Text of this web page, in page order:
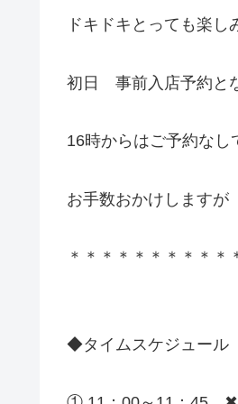
ドキドキとっても楽し
初日 事前入店予約と
16時からはご予約なし
お手数おかけします
＊＊＊＊＊＊＊＊＊＊
◆タイムスケジュール